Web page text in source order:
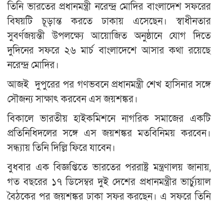
তিনি ভারতের প্রধানমন্ত্রী নরেন্দ্র মোদির বাংলাদেশ সফরের
বিষয়টি চূড়ান্ত করতে ঢাকায় এসেছেন। স্বাধীনতার
সুবর্ণজয়ন্তী উপলক্ষ্যে আয়োজিত অনুষ্ঠানে যোগ দিতে
দুদিনের সফরে ২৬ মার্চ বাংলাদেশে আসার কথা রয়েছে
নরেন্দ্র মোদির।
আজই দুপুরের পর গণভবনে প্রধানমন্ত্রী শেখ হাসিনার সঙ্গে
সৌজন্য সাক্ষাৎ করবেন এস জয়শঙ্কর।
বিকালে ভারতীয় হাইকমিশনে নাগরিক সমাজের একটি
প্রতিনিধিদলের সঙ্গে এস জয়শঙ্কর মতবিনিময় করবেন।
সন্ধ্যায় তিনি দিল্লি ফিরে যাবেন।
বুধবার এক বিজ্ঞপ্তিতে ভারতের পররাষ্ট্র মন্ত্রণালয় জানায়,
গত বছরের ১৭ ডিসেম্বর দুই দেশের প্রধানমন্ত্রীর ভার্চ্যুয়াল
বৈঠকের পর জয়শঙ্কর ঢাকা সফর করছেন। এ সফরে তিনি